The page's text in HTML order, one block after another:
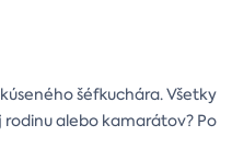
šéfkuchára. Všetky
alebo kamarátov? Po